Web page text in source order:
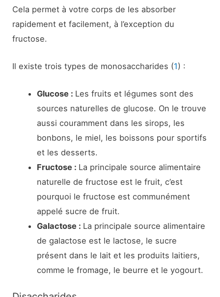
Cela permet à votre corps de les absorber
rapidement et facilement, à l’exception du
fructose.
Il existe trois types de monosaccharides (1) :
Glucose : Les fruits et légumes sont des
sources naturelles de glucose. On le trouve
aussi couramment dans les sirops, les
bonbons, le miel, les boissons pour sportifs
et les desserts.
Fructose : La principale source alimentaire
naturelle de fructose est le fruit, c’est
pourquoi le fructose est communément
appelé sucre de fruit.
Galactose : La principale source alimentaire
de galactose est le lactose, le sucre
présent dans le lait et les produits laitiers,
comme le fromage, le beurre et le yogourt.